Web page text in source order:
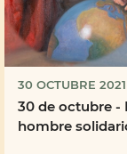
30 OCTUBRE 2021
30 de octubre -
hombre